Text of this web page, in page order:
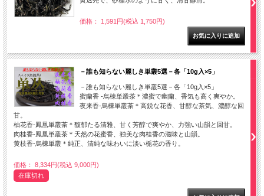
価格： 1,591円(税込 1,750円)
－誰も知らない麗しき単叢5選－各「10g入×5」
－誰も知らない麗しき単叢5選－各「10g入×5」
蜜蘭香 -烏棟単叢茶＊濃蜜で幽蘭、香気も高く爽やか。
夜来香-烏棟単叢茶＊高鋭な花香、甘醇な茶気、濃醇な回
甘。
柚花香-鳳凰単叢茶＊馥郁たる清雅、甘く芳醇で爽やか、力強い山韻と回甘。
肉桂香-鳳凰単叢茶＊天然の花蜜香、独美な肉桂香の滋味と山韻。
黄枝香-烏棟単叢＊純正、清純な味わいに淡い栀花の香り。
価格： 8,334円(税込 9,000円)
在庫切れ